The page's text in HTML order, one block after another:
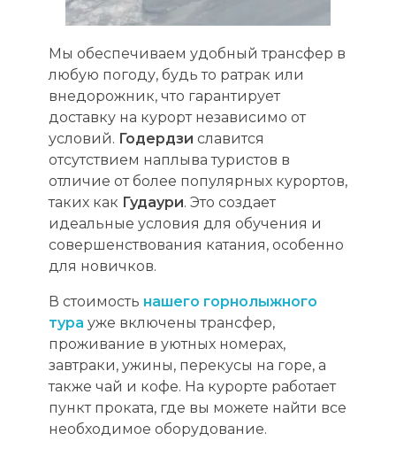
Мы обеспечиваем удобный трансфер в
любую погоду, будь то ратрак или
внедорожник, что гарантирует
доставку на курорт независимо от
условий. Годердзи славится
отсутствием наплыва туристов в
отличие от более популярных курортов,
таких как Гудаури. Это создает
идеальные условия для обучения и
совершенствования катания, особенно
для новичков.
В стоимость нашего горнолыжного
тура уже включены трансфер,
проживание в уютных номерах,
завтраки, ужины, перекусы на горе, а
также чай и кофе. На курорте работает
пункт проката, где вы можете найти все
необходимое оборудование.